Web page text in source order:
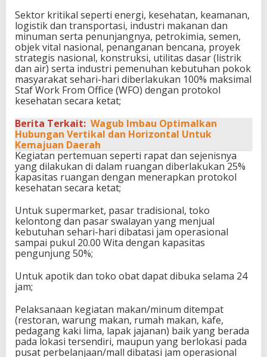
Sektor kritikal seperti energi, kesehatan, keamanan,
logistik dan transportasi, industri makanan dan
minuman serta penunjangnya, petrokimia, semen,
objek vital nasional, penanganan bencana, proyek
strategis nasional, konstruksi, utilitas dasar (listrik
dan air) serta industri pemenuhan kebutuhan pokok
masyarakat sehari-hari diberlakukan 100% maksimal
Staf Work From Office (WFO) dengan protokol
kesehatan secara ketat;
Berita Terkait: Wagub Imbau Optimalkan
Hubungan Vertikal dan Horizontal Untuk
Kemajuan Daerah
Kegiatan pertemuan seperti rapat dan sejenisnya
yang dilakukan di dalam ruangan diberlakukan 25%
kapasitas ruangan dengan menerapkan protokol
kesehatan secara ketat;
Untuk supermarket, pasar tradisional, toko
kelontong dan pasar swalayan yang menjual
kebutuhan sehari-hari dibatasi jam operasional
sampai pukul 20.00 Wita dengan kapasitas
pengunjung 50%;
Untuk apotik dan toko obat dapat dibuka selama 24
jam;
Pelaksanaan kegiatan makan/minum ditempat
(restoran, warung makan, rumah makan, kafe,
pedagang kaki lima, lapak jajanan) baik yang berada
pada lokasi tersendiri, maupun yang berlokasi pada
pusat perbelanjaan/mall dibatasi jam operasional